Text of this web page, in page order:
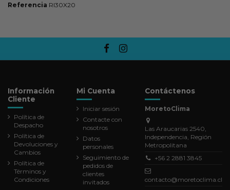
Referencia RI30X20
Información
Cliente
Política de
Despacho
Política de
Devoluciones y
Cambios
Política de
Términos y
Condiciones
Mi Cuenta
Iniciar sesión
Contacte con
nosotros
Datos
personales
Seguimiento de
pedidos de
clientes
invitados
Contáctenos
MoretoClima
Las Araucarias 2540,
Independencia, Región
Metropolitana
+56 2 2881 3845
contacto@moretoclima.cl